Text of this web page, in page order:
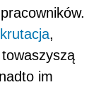
,
im